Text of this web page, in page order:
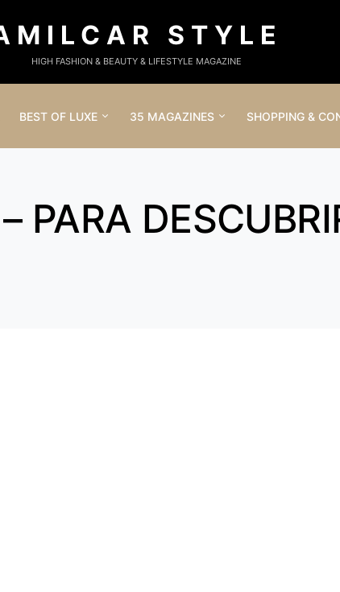
STYLE
HIGH FASHION & BEAUTY & LIFESTYLE MAGAZINE
BEST OF LUXE 35 MAGAZINES SHOPPING &
PARA